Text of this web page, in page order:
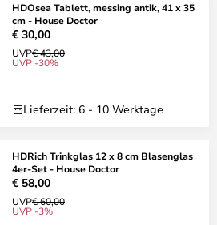
HDOsea Tablett, messing antik, 41 x 35
cm - House Doctor
€ 30,00
UVP€ 43,00
UVP -30%
Lieferzeit: 6 - 10 Werktage
HDRich Trinkglas 12 x 8 cm Blasenglas
4er-Set - House Doctor
€ 58,00
UVP€ 60,00
UVP -3%